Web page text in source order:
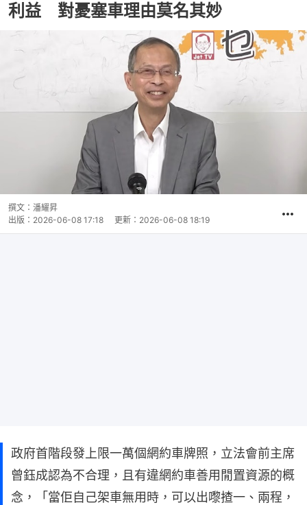
利益 對憂塞車理由莫名其妙
撰文： 潘耀昇
出版： 2026-06-08 17:18 更新： 2026-06-08 18:19
政府首階段發上限一萬個網約車牌照，立法會前主席
曾鈺成認為不合理，且有違網約車善用閒置資源的概
念，「當佢自己架車無用時，可以出嚟揸一、兩程，